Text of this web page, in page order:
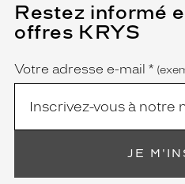
Restez informé
offres KRYS
Name
Votre adresse e-mail *
(Ce
champ
est
obligatoire)
JE